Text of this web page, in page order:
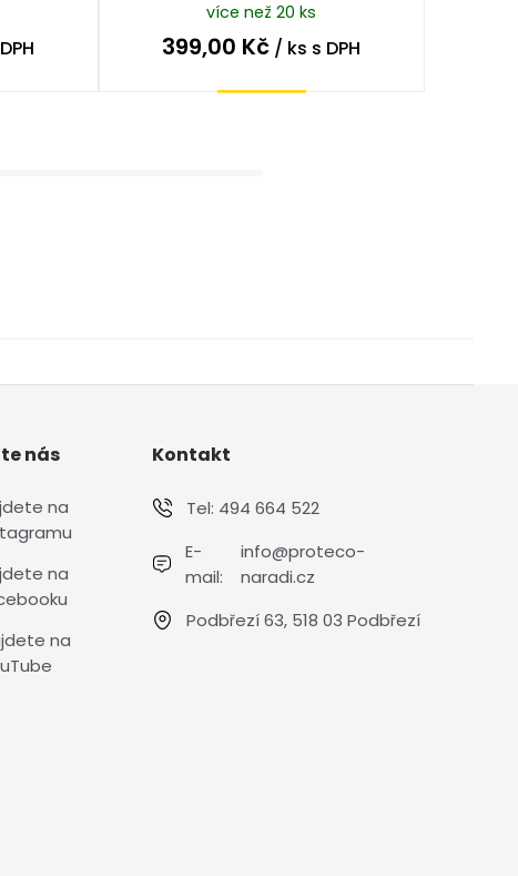
více než 20 ks
399,00 Kč / ks s DPH
nás
na
na
na
Kontakt
Tel: 494 664 522
E-
mail:
info@proteco-
naradi.cz
Podbřezí 63, 518 03 Podbřezí